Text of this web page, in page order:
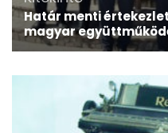
Határ menti
magyar